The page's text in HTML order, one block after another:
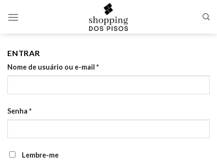
ENTRAR
Nome de usuário ou e-mail *
Senha *
Lembre-me